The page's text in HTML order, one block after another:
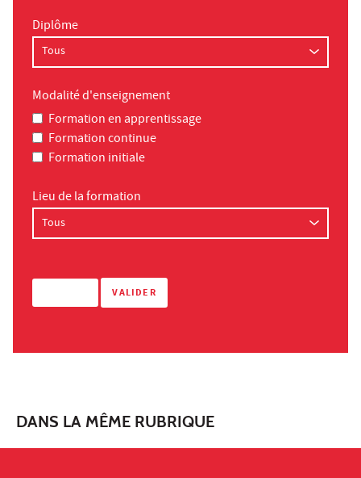
Diplôme
Modalité d'enseignement
Formation en apprentissage
Formation continue
Formation initiale
Lieu de la formation
DANS LA MÊME RUBRIQUE